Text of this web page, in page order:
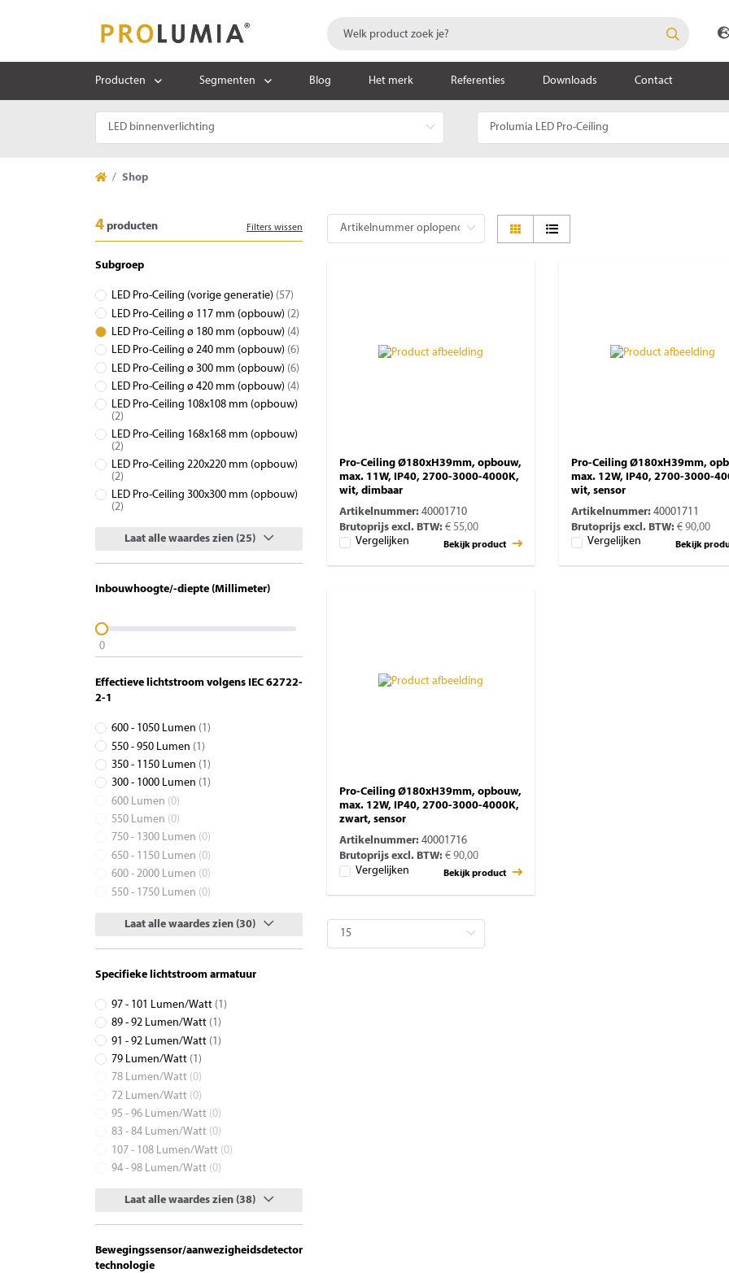
Producten Segmenten Blog Het merk Referenties Downloads Contact
Shop
4 producten Filters wissen
Subgroep
LED Pro-Ceiling (vorige generatie) (57)
LED Pro-Ceiling ø 117 mm (opbouw) (2)
LED Pro-Ceiling ø 180 mm (opbouw) (4)
LED Pro-Ceiling ø 240 mm (opbouw) (6)
LED Pro-Ceiling ø 300 mm (opbouw) (6)
LED Pro-Ceiling ø 420 mm (opbouw) (4)
LED Pro-Ceiling 108x108 mm (opbouw)
(2)
LED Pro-Ceiling 168x168 mm (opbouw)
(2)
LED Pro-Ceiling 220x220 mm (opbouw)
(2)
LED Pro-Ceiling 300x300 mm (opbouw)
(2)
Laat alle waardes zien (25)
Inbouwhoogte/-diepte (Millimeter)
0
Effectieve lichtstroom volgens IEC 62722-
2-1
600 - 1050 Lumen (1)
550 - 950 Lumen (1)
350 - 1150 Lumen (1)
300 - 1000 Lumen (1)
600 Lumen (0)
550 Lumen (0)
750 - 1300 Lumen (0)
650 - 1150 Lumen (0)
600 - 2000 Lumen (0)
550 - 1750 Lumen (0)
Laat alle waardes zien (30)
Specifieke lichtstroom armatuur
97 - 101 Lumen/Watt (1)
89 - 92 Lumen/Watt (1)
91 - 92 Lumen/Watt (1)
79 Lumen/Watt (1)
78 Lumen/Watt (0)
72 Lumen/Watt (0)
95 - 96 Lumen/Watt (0)
83 - 84 Lumen/Watt (0)
107 - 108 Lumen/Watt (0)
94 - 98 Lumen/Watt (0)
Laat alle waardes zien (38)
Bewegingssensor/aanwezigheidsdetector
technologie
Pro-Ceiling Ø180xH39mm, opbouw,
max. 11W, IP40, 2700-3000-4000K,
wit, dimbaar
Artikelnummer: 40001710
Brutoprijs excl. BTW: € 55,00
Vergelijken
Bekijk product
Pro-Ceiling Ø180xH39mm,
max. 12W, IP40, 2700-3000-
wit, sensor
Artikelnummer: 40001711
Brutoprijs excl. BTW: € 90,00
Vergelijken
Bekijk
Pro-Ceiling Ø180xH39mm, opbouw,
max. 12W, IP40, 2700-3000-4000K,
zwart, sensor
Artikelnummer: 40001716
Brutoprijs excl. BTW: € 90,00
Vergelijken
Bekijk product